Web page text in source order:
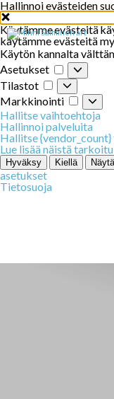
Hallinnoi evästeiden
Käytämmeevästeitä
käytämme evästeitä
Käytön kannalta
Asetukset
Asetukset
Tilastot
Tilastot
Markkinointi
Hallitse vaihtoehtoja
Hallinnoi palveluita
Hallitse
Lue lisää näistä
Hyväksy Kiellä
asetukset
Tietosuoja